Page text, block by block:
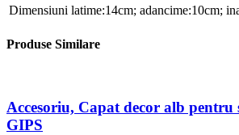
Dimensiuni latime:14cm; adancime:10cm;
Produse Similare
Accesoriu, Capat decor alb pentru
GIPS